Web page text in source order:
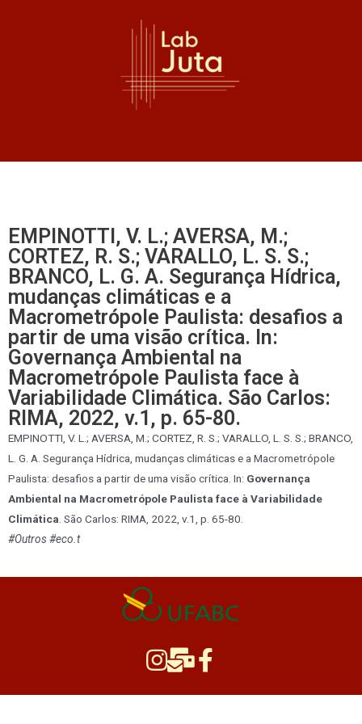
EMPINOTTI, V. L.; AVERSA, M.;
CORTEZ, R. S.; VARALLO, L. S. S.;
BRANCO, L. G. A. Segurança Hídrica,
mudanças climáticas e a
Macrometrópole Paulista: desafios a
partir de uma visão crítica. In:
Governança Ambiental na
Macrometrópole Paulista face à
Variabilidade Climática. São Carlos:
RIMA, 2022, v.1, p. 65-80.
EMPINOTTI, V. L.; AVERSA, M.; CORTEZ, R. S.; VARALLO, L. S. S.; BRANCO,
L. G. A. Segurança Hídrica, mudanças climáticas e a Macrometrópole
Paulista: desafios a partir de uma visão crítica. In: Governança
Ambiental na Macrometrópole Paulista face à Variabilidade
Climática . São Carlos: RIMA, 2022, v.1, p. 65-80.
#Outros #eco.t